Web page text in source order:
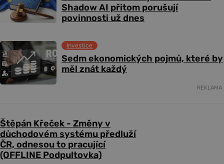
Shadow AI přitom porušují
povinnosti už dnes
Sedm ekonomických pojmů, které by
měl znát každý
Investice
REKLAMA
Štěpán Křeček - Změny v
důchodovém systému předluží
ČR, odnesou to pracující
(OFFLINE Podpultovka)